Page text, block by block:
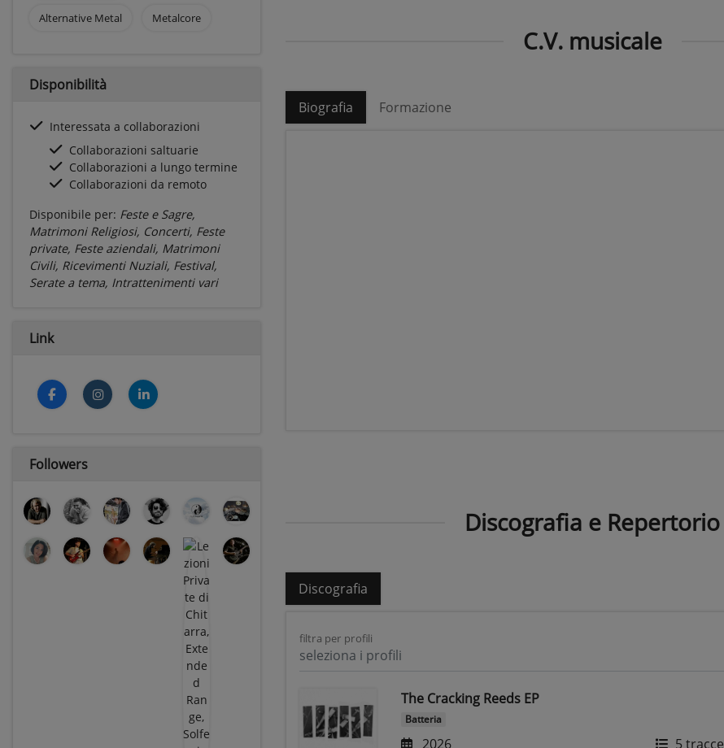
Alternative Metal Metalcore
Disponibilità
Interessata a collaborazioni
Collaborazioni saltuarie
Collaborazioni a lungo termine
Collaborazioni da remoto
Disponibile per: Feste e Sagre,
Matrimoni Religiosi, Concerti, Feste
private, Feste aziendali, Matrimoni
Civili, Ricevimenti Nuziali, Festival,
Serate a tema, Intrattenimenti vari
Link
Followers
C.V. musicale
Biografia Formazione
Discografia e Repertorio
Discografia
filtra per profili
seleziona i profili
The Cracking Reeds EP
Batteria
2026 5 tracce